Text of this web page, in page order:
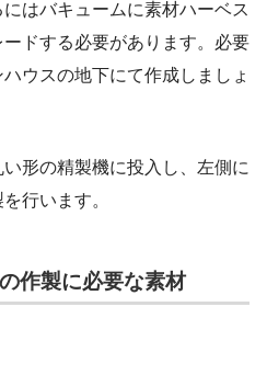
はバキュームに素材ハーベス
ドする必要があります。必要
ウスの地下にて作成しましょ
形の精製機に投入し、左側に
行います。
作製に必要な素材